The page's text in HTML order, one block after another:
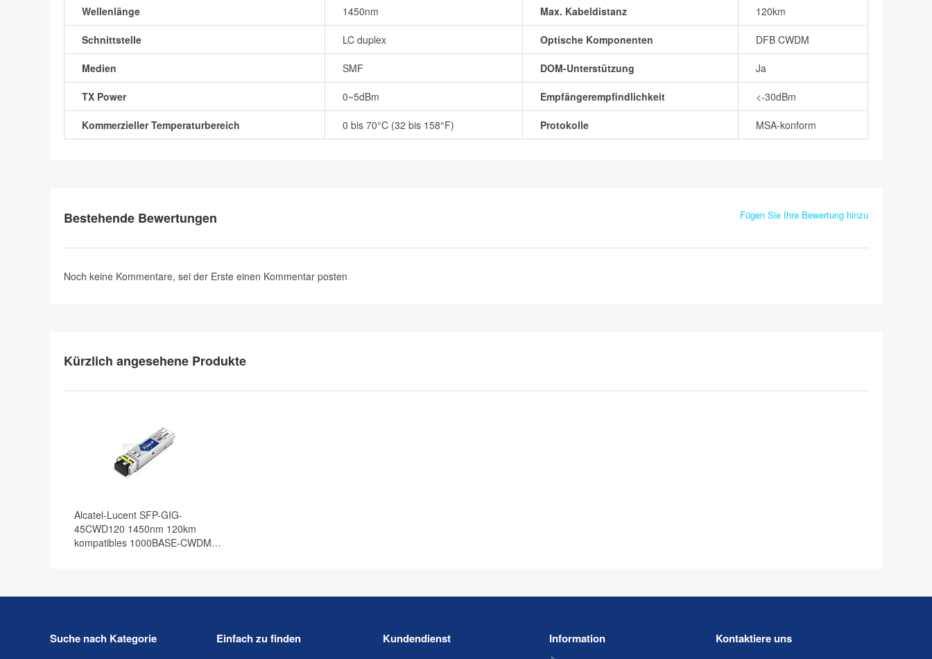
Wellenlänge 1450nm Max. Kabeldistanz 120km
Schnittstelle LC duplex Optische Komponenten DFB CWDM
Medien SMF DOM-Unterstützung Ja
TX Power 0~5dBm Empfängerempfindlichkeit <-30dBm
Kommerzieller Temperaturbereich 0 bis 70°C (32 bis 158°F) Protokolle MSA-konform
Bestehende Bewertungen Fügen Sie Ihre Bewertung hinzu
Noch keine Kommentare, sei der Erste einen Kommentar posten
Kürzlich angesehene Produkte
Alcatel-Lucent SFP-GIG-
45CWD120 1450nm 120km
kompatibles 1000BASE-CWDM
Suche nach Kategorie Einfach zu finden Kundendienst Information Kontaktiere uns